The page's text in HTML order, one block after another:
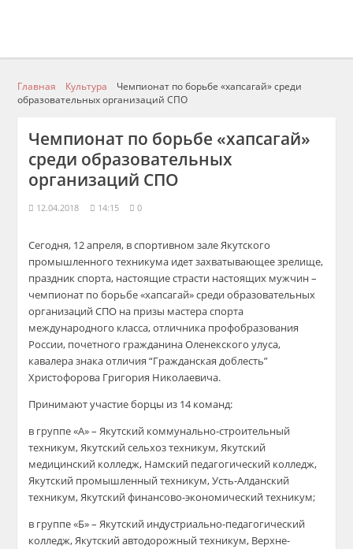
Главная Культура
Чемпионат по борьбе «хапсагай» среди
образовательных организаций СПО
Чемпионат по борьбе «хапсагай»
среди образовательных
организаций СПО
12.04.2018 14:15 0
Сегодня, 12 апреля, в спортивном зале Якутского
промышленного техникума идет захватывающее зрелище,
праздник спорта, настоящие страсти настоящих мужчин –
чемпионат по борьбе «хапсагай» среди образовательных
организаций СПО на призы мастера спорта
международного класса, отличника профобразования
России, почетного гражданина Оленекского улуса,
кавалера знака отличия “Гражданская доблесть”
Христофорова Григория Николаевича.
Принимают участие борцы из 14 команд:
в группе «А» – Якутский коммунально-строительный
техникум, Якутский сельхоз техникум, Якутский
медицинский колледж, Намский педагогический колледж,
Якутский промышленный техникум, Усть-Алданский
техникум, Якутский финансово-экономический техникум;
в группе «Б» – Якутский индустриально-педагогический
колледж, Якутский автодорожный техникум, Верхне-